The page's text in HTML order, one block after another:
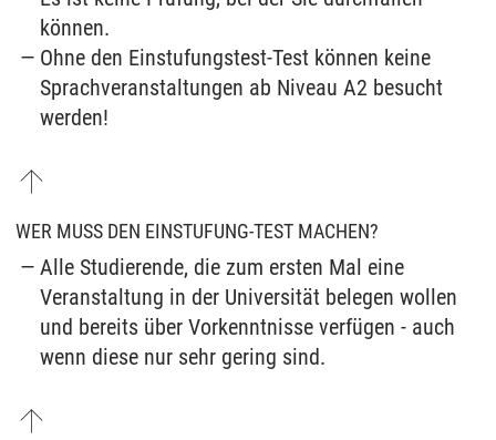
können.
Ohne den Einstufungstest-Test können keine
Sprachveranstaltungen ab Niveau A2 besucht
werden!
WER MUSS DEN EINSTUFUNG-TEST MACHEN?
Alle Studierende, die zum ersten Mal eine
Veranstaltung in der Universität belegen wollen
und bereits über Vorkenntnisse verfügen - auch
wenn diese nur sehr gering sind.